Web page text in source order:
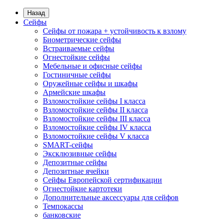
Назад
Сейфы
Сейфы от пожара + устойчивость к взлому
Биометрические сейфы
Встраиваемые сейфы
Огнестойкие сейфы
Мебельные и офисные сейфы
Гостиничные сейфы
Оружейные сейфы и шкафы
Армейские шкафы
Взломостойкие сейфы I класса
Взломостойкие сейфы II класса
Взломостойкие сейфы III класса
Взломостойкие сейфы IV класса
Взломостойкие сейфы V класса
SMART-сейфы
Эксклюзивные сейфы
Депозитные сейфы
Депозитные ячейки
Сейфы Европейской сертификации
Огнестойкие картотеки
Дополнительные аксессуары для сейфов
Темпокассы
банковские